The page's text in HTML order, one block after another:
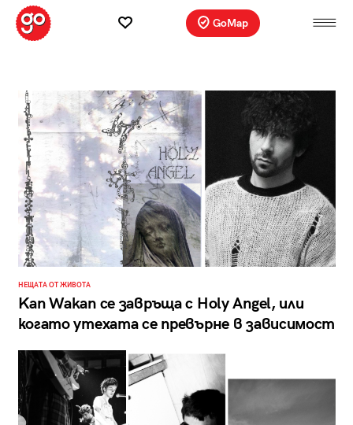
GoMap
НЕЩАТА ОТ ЖИВОТА
Kan Wakan се завръща с Holy Angel, или
когато утехата се превърне в зависимост